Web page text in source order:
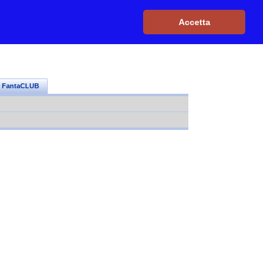
Accetta
Contattaci|Login|
FantaCLUB